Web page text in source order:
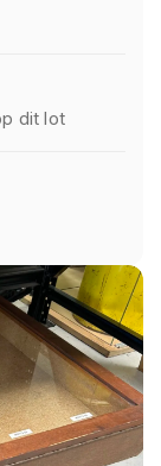
dit lot